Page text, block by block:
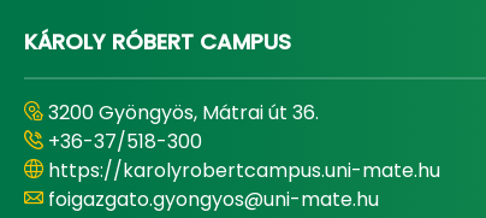
KÁROLY RÓBERT CAMPUS
3200 Gyöngyös, Mátrai út 36.
+36-37/518-300
https://karolyrobertcampus.uni-mate.hu
foigazgato.gyongyos@uni-mate.hu